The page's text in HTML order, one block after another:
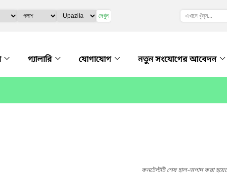
দেখুন
গ্যালারি যোগাযোগ নতুন সংযোগের আবেদন
কনটেন্টটি শেষ হাল-নাগাদ করা